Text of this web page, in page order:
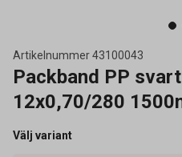
Artikelnummer43100043
Packband PP
12x0,70/280
Välj variant